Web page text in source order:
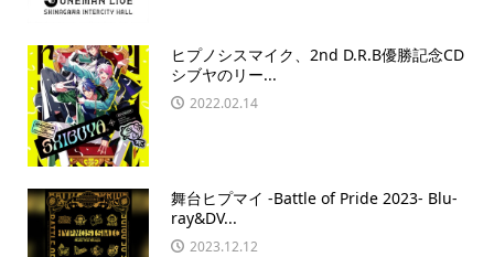
ヒプノシスマイク、2nd D.R.B優勝記念CD
シブヤのリー...
2022.02.14
舞台ヒプマイ -Battle of Pride 2023- Blu-
ray&DV...
2023.12.12